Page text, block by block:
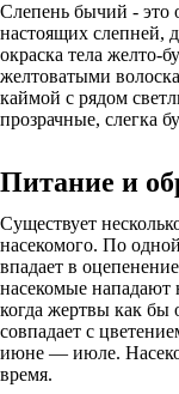
Слепень бычий - это
настоящих слепней,
окраска тела желто-
желтоватыми
каймой с рядом
прозрачные, слегка
Питание и
Существует
насекомого. По
впадает в
насекомые нападают
когда жертвы как бы
совпадает с
июне — июле.
время.